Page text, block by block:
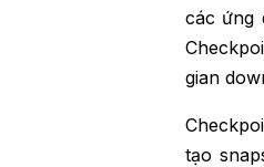
các ứng
gian
tạo